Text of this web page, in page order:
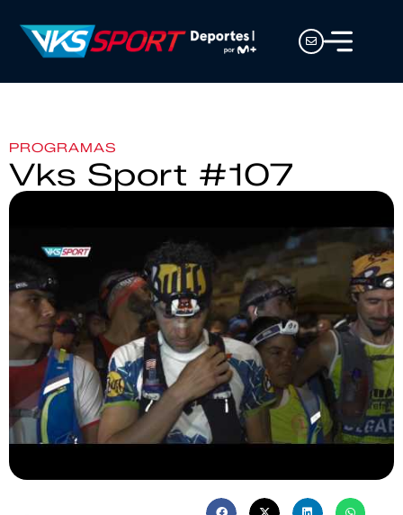
PROGRAMAS
Vks Sport #107